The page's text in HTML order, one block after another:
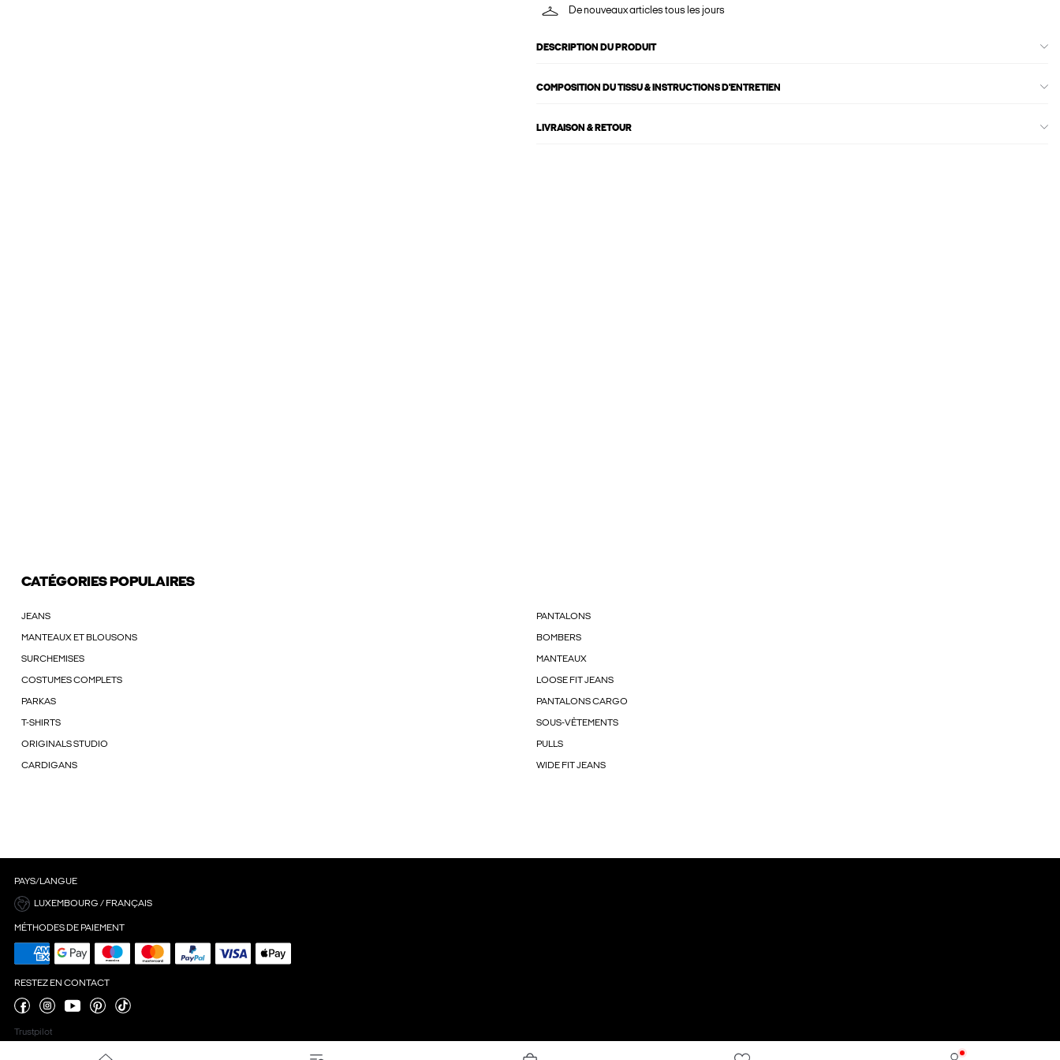
De nouveaux articles tous les jours
DESCRIPTION DU PRODUIT
COMPOSITION DU TISSU & INSTRUCTIONS D'ENTRETIEN
LIVRAISON & RETOUR
CATÉGORIES POPULAIRES
JEANS PANTALONS
MANTEAUX ET BLOUSONS BOMBERS
SURCHEMISES MANTEAUX
COSTUMES COMPLETS LOOSE FIT JEANS
PARKAS PANTALONS CARGO
T-SHIRTS SOUS-VÊTEMENTS
ORIGINALS STUDIO PULLS
CARDIGANS WIDE FIT JEANS
PAYS/LANGUE
LUXEMBOURG / FRANÇAIS
MÉTHODES DE PAIEMENT
RESTEZ EN CONTACT
Trustpilot